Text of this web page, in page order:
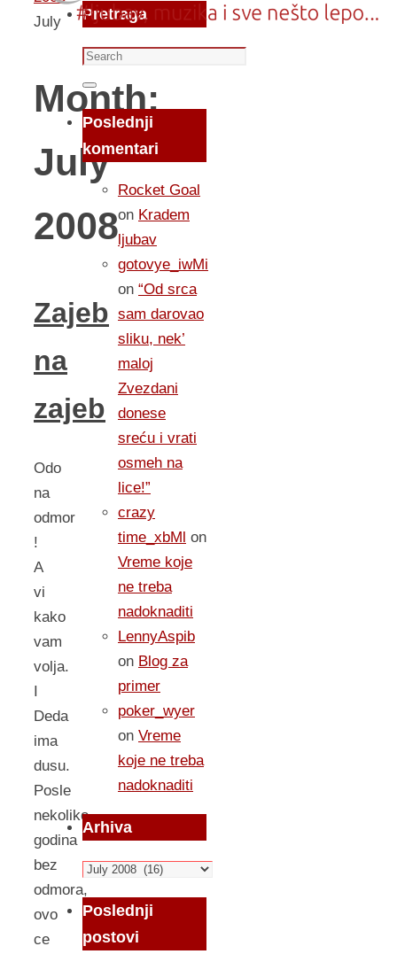
July
Month:
July
2008
Zajeb
na
zajeb
Odo
na
odmor
!
A
vi
kako
vam
volja.
I
Deda
ima
dusu.
Posle
nekoliko
godina
bez
odmora,
ovo
ce
Pretraga
Search
for:
Search
Poslednji
komentari
Rocket Goal
on Kradem
ljubav
gotovye_iwMi
on “Od srca
sam darovao
sliku, nek’
maloj
Zvezdani
donese
sreću i vrati
osmeh na
lice!”
crazy
time_xbMl on
Vreme koje
ne treba
nadoknaditi
LennyAspib
on Blog za
primer
poker_wyer
on Vreme
koje ne treba
nadoknaditi
Arhiva
Arhiva
Poslednji
postovi